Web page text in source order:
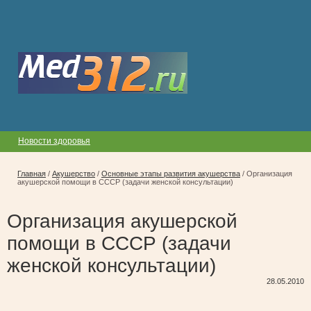
Новости здоровья
Главная / Акушерство / Основные этапы развития акушерства / Организация
акушерской помощи в СССР (задачи женской консультации)
Организация акушерской
помощи в СССР (задачи
женской консультации)
28.05.2010